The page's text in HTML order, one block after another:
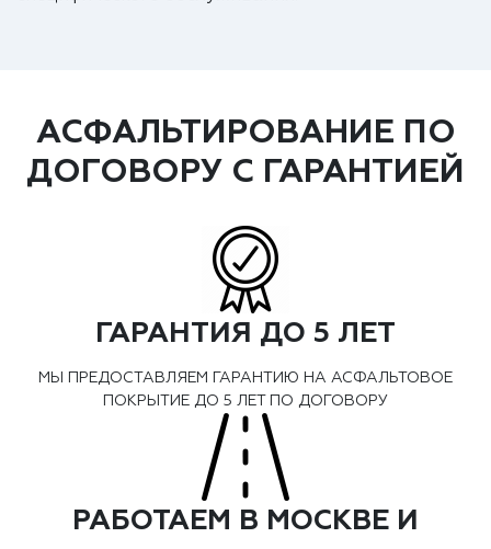
АСФАЛЬТИРОВАНИЕ ПО
ДОГОВОРУ С ГАРАНТИЕЙ
ГАРАНТИЯ ДО 5 ЛЕТ
МЫ ПРЕДОСТАВЛЯЕМ ГАРАНТИЮ НА АСФАЛЬТОВОЕ
ПОКРЫТИЕ ДО 5 ЛЕТ ПО ДОГОВОРУ
РАБОТАЕМ В МОСКВЕ И